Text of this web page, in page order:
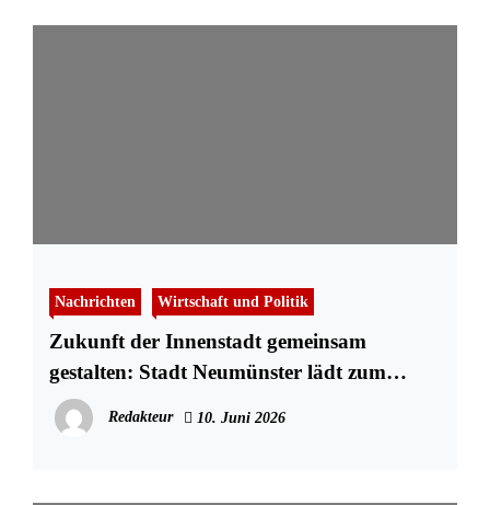
Nachrichten Wirtschaft und Politik
Zukunft der Innenstadt gemeinsam
gestalten: Stadt Neumünster lädt zum
Werkstattgespräch ein
Redakteur 10. Juni 2026